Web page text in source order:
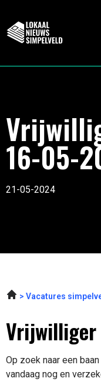
16-05-
21-05-2024
Vacatures
Vrijwilliger
Op zoek naar een
vandaag nog en